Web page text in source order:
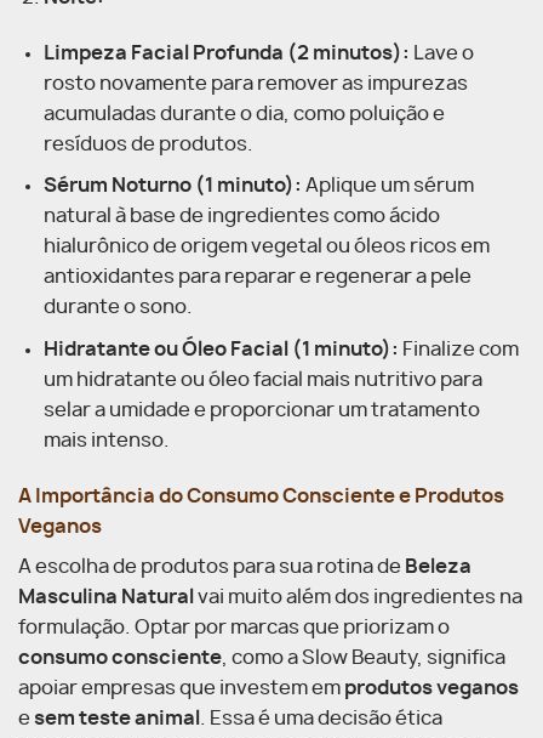
Limpeza Facial Profunda (2 minutos): Lave o
rosto novamente para remover as impurezas
acumuladas durante o dia, como poluição e
resíduos de produtos.
Sérum Noturno (1 minuto): Aplique um sérum
natural à base de ingredientes como ácido
hialurônico de origem vegetal ou óleos ricos em
antioxidantes para reparar e regenerar a pele
durante o sono.
Hidratante ou Óleo Facial (1 minuto): Finalize com
um hidratante ou óleo facial mais nutritivo para
selar a umidade e proporcionar um tratamento
mais intenso.
A Importância do Consumo Consciente e Produtos
Veganos
A escolha de produtos para sua rotina de Beleza
Masculina Natural vai muito além dos ingredientes na
formulação. Optar por marcas que priorizam o
consumo consciente , como a Slow Beauty, significa
apoiar empresas que investem em produtos veganos
esem teste animal
. Essa é uma decisão ética